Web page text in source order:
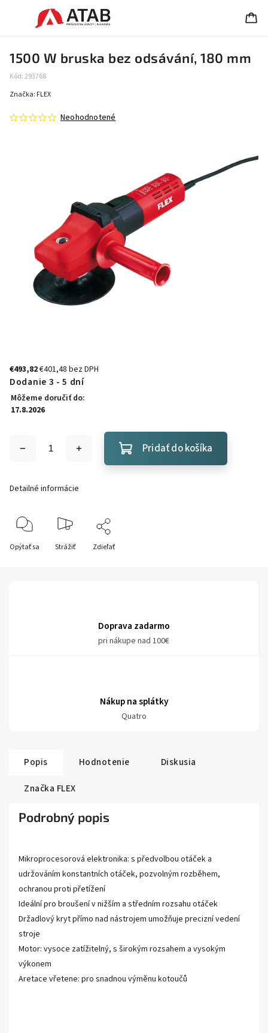
1500 W bruska bez odsávání, 180 mm
Kód:293768
Neohodnotené
Značka: FLEX
€493,82€401,48 bez DPH
Dodanie 3 - 5 dní
Môžeme doručiť do:
17.8.2026
Pridať do košíka
Detailné informácie
Opýtať sa Strážiť Zdieľať
Doprava zadarmo
pri nákupe nad 100€
Nákup na splátky
Quatro
Popis Hodnotenie
Diskusia
Značka FLEX
Podrobný popis
Mikroprocesorová elektronika: s předvolbou otáček a
udržováním konstantních otáček, pozvolným rozběhem,
ochranou proti přetížení
Ideální pro broušení v nižším a středním rozsahu otáček
Držadlový kryt přímo nad nástrojem umožňuje precizní vedení
stroje
Motor: vysoce zatížitelný, s širokým rozsahem a vysokým
výkonem
Aretace vřetene: pro snadnou výměnu kotoučů